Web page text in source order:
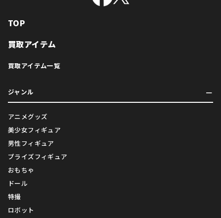
TOP
買取アイテム
買取アイテム一覧
ジャンル
アニメグッズ
美少女フィギュア
男性フィギュア
プライズフィギュア
おもちゃ
ドール
特撮
ロボット